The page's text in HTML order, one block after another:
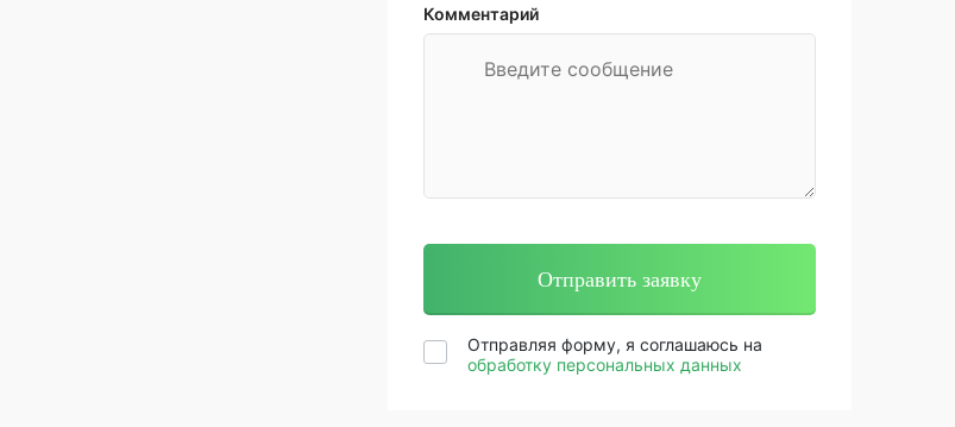
Комментарий
Отправляя форму, я соглашаюсь на
обработку персональных данных